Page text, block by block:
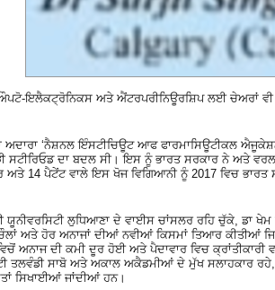
ਇਲੈਕਟ੍ਰੋਨਿਕਸ ਅਤੇ ਐਂਟਰਪਰੀਨਿਊਰਸ਼ਿਪ ਲਈ ਚੇਅਰਾਂ
ਅਦਾਰਾ ‘ਨੈਸ਼ਨਲ ਇੰਸਟੀਚਿਊਟ ਆਫ ਫਾਰਮਾਸਿਊਟੀਕਲ
ਸਟੀਰਿਓਡ ਦਾ ਬਦਲ ਸੀ। ਇਸ ਨੂੰ ਭਾਰਤ ਸਰਕਾਰ ਨੇ ਅਤੇ
ਅਤੇ 14 ਪੈਟੇਂਟ ਵਾਲੇ ਇਸ ਖੋਜ ਵਿਗਿਆਨੀ ਨੂੰ 2017 ਵਿਚ ਭਾਰਤ
ਯੂਨੀਵਰਸਿਟੀ ਲੁਧਿਆਣਾ ਦੇ ਵਾਈਸ ਚਾਂਸਲਰ ਰਹਿ ਚੁੱਕੇ, ਡਾ ਖੇਮ
ਅਤੇ ਹੋਰ ਅਨਾਜਾਂ ਦੀਆਂ ਨਵੀਆਂ ਕਿਸਮਾਂ ਤਿਆਰ ਕੀਤੀਆਂ
ਅਨਾਜ ਦੀ ਕਮੀ ਦੂਰ ਹੋਈ ਅਤੇ ਪੈਦਾਵਾਰ ਵਿਚ ਕ੍ਰਾਂਤੀਕਾਰੀ
ਤਲਵੰਡੀ ਸਾਬੋ ਅਤੇ ਅਕਾਲ ਅਕੈਡਮੀਆਂ ਦੇ ਮੁੱਖ ਸਲਾਹਕਾਰ ਰਹੇ,
ਸਿਖਾਈਆਂ ਜਾਂਦੀਆਂ ਹਨ।